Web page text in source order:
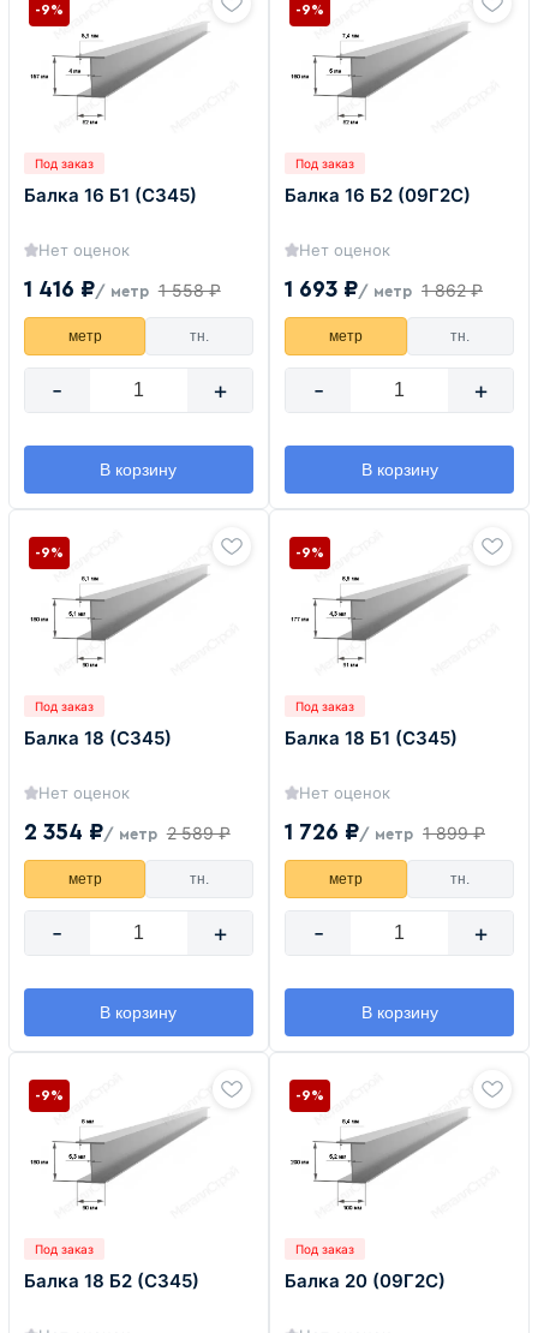
Под заказ
Балка 16 Б1 (С345)
Нет оценок
1 416 ₽/ метр 1 558 ₽
-9%
метр тн.
- +
В корзину
Под заказ
Балка 16 Б2 (09Г2С)
Нет оценок
1 693 ₽/ метр 1 862 ₽
-9%
метр тн.
- +
В корзину
Под заказ
Балка 18 (С345)
Нет оценок
2 354 ₽/ метр 2 589 ₽
-9%
метр тн.
- +
В корзину
Под заказ
Балка 18 Б1 (С345)
Нет оценок
1 726 ₽/ метр 1 899 ₽
-9%
метр тн.
- +
В корзину
Под заказ
Балка 18 Б2 (С345)
-9%
Под заказ
Балка 20 (09Г2С)
-9%